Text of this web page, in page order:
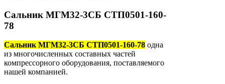
Сальник МГМ32-3СБ СТП0501-160-
78
Сальник МГМ32-3СБ СТП0501-160-78 одна
из многочисленных составных частей
компрессорного оборудования, поставляемого
нашей компанией.